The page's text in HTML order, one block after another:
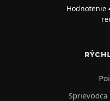
Hodnotenie